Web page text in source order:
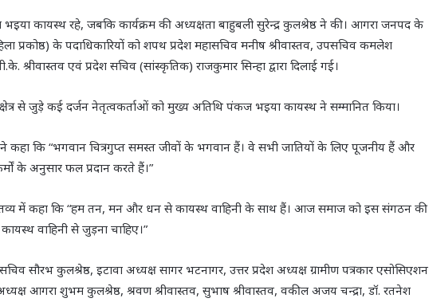
कायस्थ रहे, जबकि कार्यक्रम की अध्यक्षता बाहुबली सुरेन्द्र कुलश्रेष्ठ ने की। आगरा जनपद के
प्रकोष्ठ) के पदाधिकारियों को शपथ प्रदेश महासचिव मनीष श्रीवास्तव, उपसचिव कमलेश
श्रीवास्तव एवं प्रदेश सचिव (सांस्कृतिक) राजकुमार सिन्हा द्वारा दिलाई गई।
से जुड़े कई दर्जन नेतृत्वकर्ताओं को मुख्य अतिथि पंकज भइया कायस्थ ने सम्मानित किया।
कि “भगवान चित्रगुप्त समस्त जीवों के भगवान हैं। वे सभी जातियों के लिए पूजनीय हैं और
के अनुसार फल प्रदान करते हैं।”
में कहा कि “हम तन, मन और धन से कायस्थ वाहिनी के साथ हैं। आज समाज को इस संगठन की
वाहिनी से जुड़ना चाहिए।”
सौरभ कुलश्रेष्ठ, इटावा अध्यक्ष सागर भटनागर, उत्तर प्रदेश अध्यक्ष ग्रामीण पत्रकार एसोसिएशन
आगरा शुभम कुलश्रेष्ठ, श्रवण श्रीवास्तव, सुभाष श्रीवास्तव, वकील अजय चन्द्रा, डॉ. रतनेश